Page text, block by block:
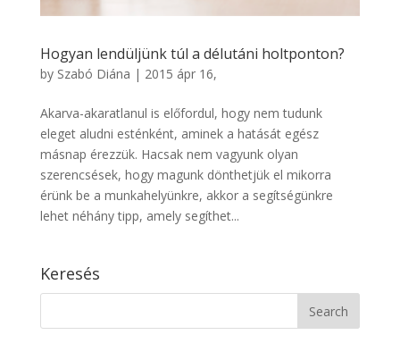
Hogyan lendüljünk túl a délutáni holtponton?
by Szabó Diána | 2015 ápr 16,
Akarva-akaratlanul is előfordul, hogy nem tudunk
eleget aludni esténként, aminek a hatását egész
másnap érezzük. Hacsak nem vagyunk olyan
szerencsések, hogy magunk dönthetjük el mikorra
érünk be a munkahelyünkre, akkor a segítségünkre
lehet néhány tipp, amely segíthet...
Keresés